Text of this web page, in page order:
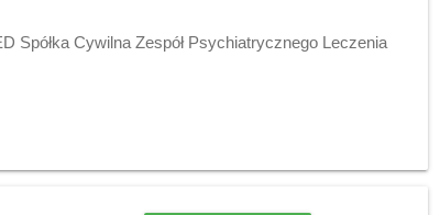
Spółka Cywilna Zespół Psychiatrycznego Leczenia